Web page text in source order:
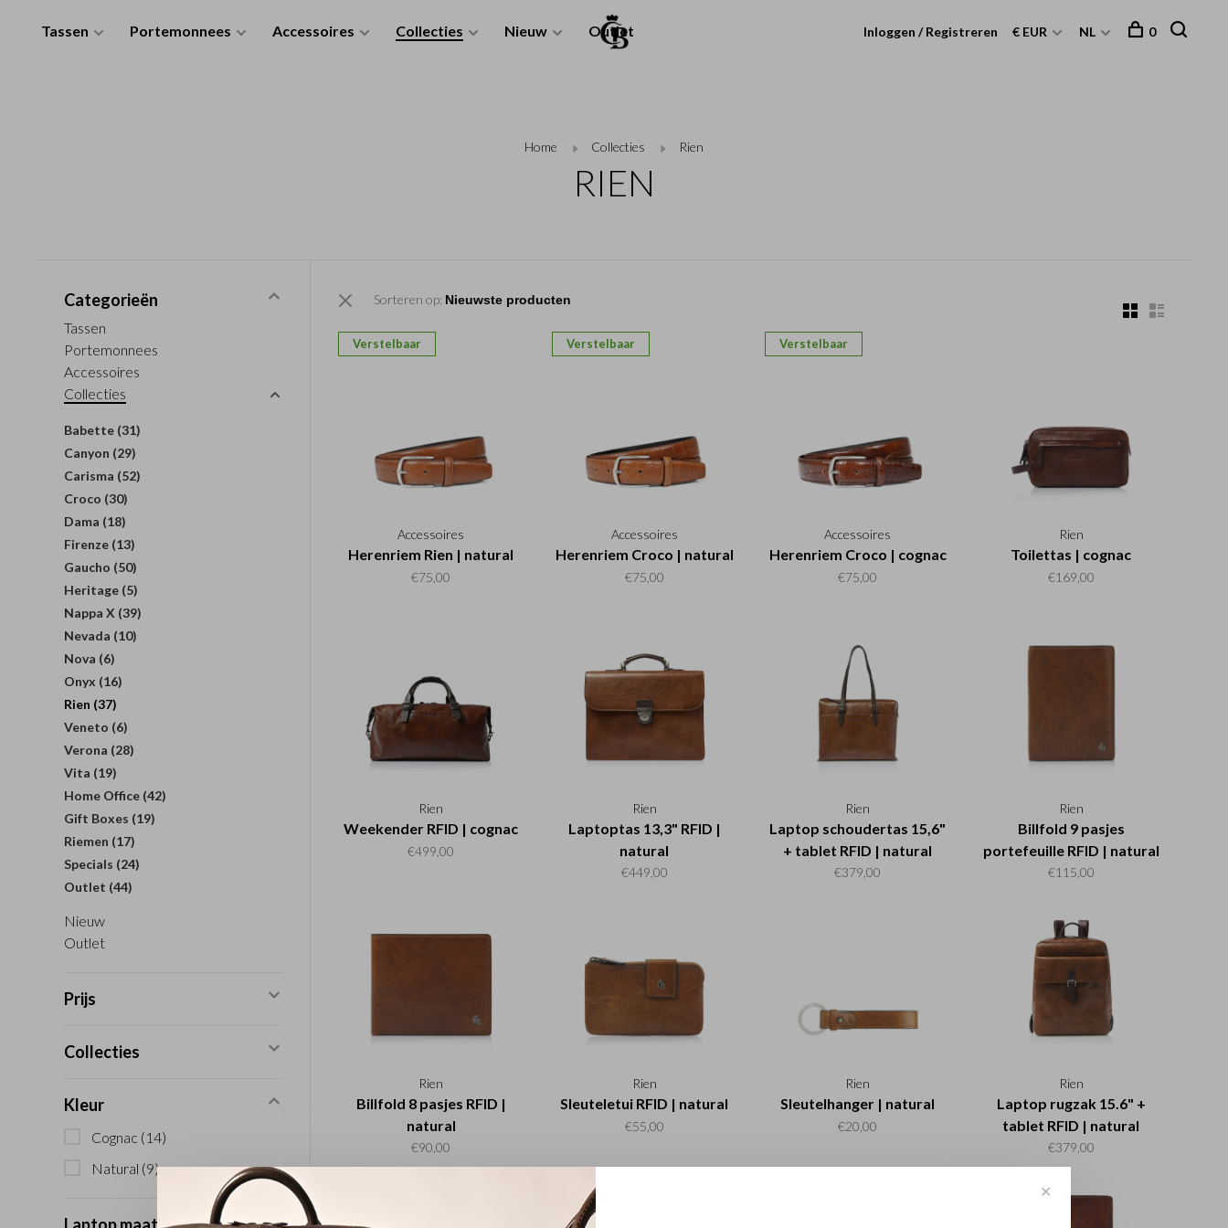
Tassen Portemonnees Accessoires Collecties Nieuw Outlet Inloggen / Registreren € EUR NL 0
Home Collecties Rien
RIEN
Categorieën
Tassen
Portemonnees
Accessoires
Collecties
Babette (31)
Canyon (29)
Carisma (52)
Croco (30)
Dama (18)
Firenze (13)
Gaucho (50)
Heritage (5)
Nappa X (39)
Nevada (10)
Nova (6)
Onyx (16)
Rien (37)
Veneto (6)
Verona (28)
Vita (19)
Home Office (42)
Gift Boxes (19)
Riemen (17)
Specials (24)
Outlet (44)
Nieuw
Outlet
Prijs
Collecties
Kleur
Cognac (14)
Natural (9)
Sorteren op:
Verstelbaar
Accessoires
Herenriem Rien | natural
€75,00
Verstelbaar
Accessoires
Herenriem Croco | natural
€75,00
Verstelbaar
Accessoires
Herenriem Croco | cognac
€75,00
Rien
Toilettas | cognac
€169,00
Rien
Weekender RFID | cognac
€499,00
Rien
Laptoptas 13,3" RFID |
natural
€449,00
Rien
Laptop schoudertas 15,6"
+ tablet RFID | natural
€379,00
Rien
Billfold 9 pasjes
portefeuille RFID | natural
€115,00
Rien
Billfold 8 pasjes RFID |
natural
€90,00
Rien
Sleuteletui RFID | natural
€55,00
Rien
Sleutelhanger | natural
€20,00
Rien
Laptop rugzak 15.6" +
tablet RFID | natural
€379,00
✕